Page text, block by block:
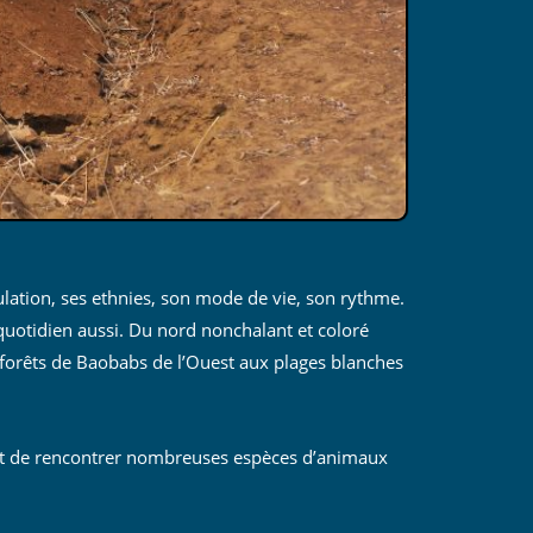
ses ethnies, son mode de vie, son rythme.
aussi. Du nord nonchalant et coloré
de Baobabs de l’Ouest aux plages blanches
rencontrer nombreuses espèces d’animaux